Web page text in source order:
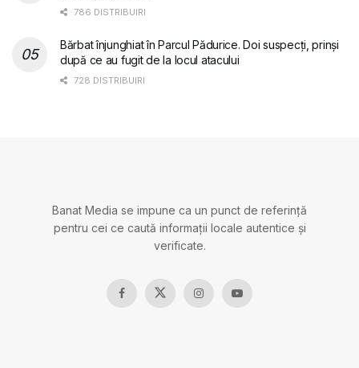
786 DISTRIBUIRI
Bărbat înjunghiat în Parcul Pădurice. Doi suspecți, prinși
după ce au fugit de la locul atacului
728 DISTRIBUIRI
Banat Media se impune ca un punct de referință
pentru cei ce caută informații locale autentice și
verificate.